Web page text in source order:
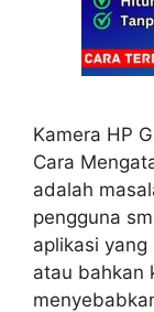
Kamera HP
Cara
adalah
pengguna
aplikasi
atau bahkan